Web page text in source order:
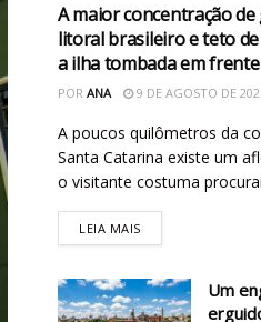
A maior concentração
litoral brasileiro e teto
a ilha tombada em
POR ANA 9 DE AGOSTO DE
A poucos quilômetros da
Santa Catarina existe um
o visitante costuma
LEIA MAIS
Um